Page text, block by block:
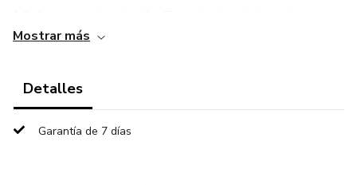
centrado en cómo tu producto o servicio resuelve los
pared.
2. Contenido de valor
Mostrar más
Detalles
Garantía de 7 días